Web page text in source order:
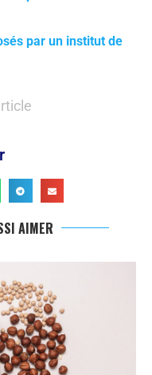
par un institut de
AIMER